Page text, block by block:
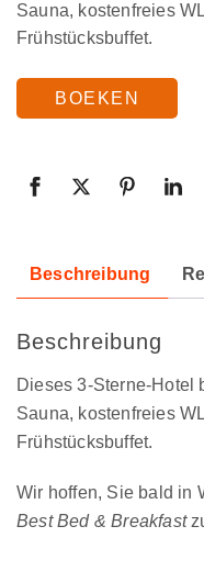
Sauna, kostenfreies
Frühstücksbuffet.
BOEKEN
Beschreibung
Beschreibung
Dieses 3-Sterne-Hotel
Sauna, kostenfreies
Frühstücksbuffet.
Wir hoffen, Sie bald in
Best Bed & Breakfast